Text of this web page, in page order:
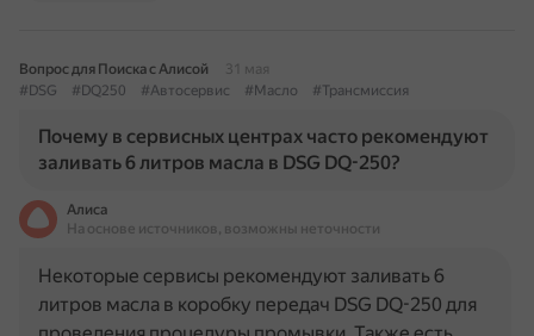
Вопрос для Поиска с Алисой
31 мая
#DSG
#DQ250 #Автосервис #Масло #Трансмиссия
Почему в сервисных центрах часто рекомендуют
заливать 6 литров масла в DSG DQ-250?
Алиса
На основе источников, возможны неточности
Некоторые сервисы рекомендуют заливать 6
литров масла в коробку передач DSG DQ-250 для